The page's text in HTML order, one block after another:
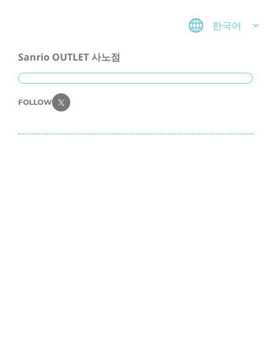
한국어
Sanrio OUTLET 사노점
FOLLOW